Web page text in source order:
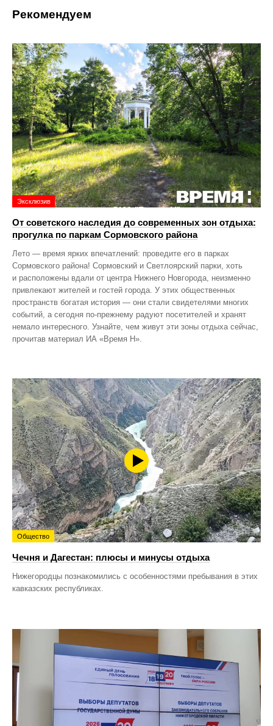
Рекомендуем
Эксклюзив
От советского наследия до современных зон отдыха:
прогулка по паркам Сормовского района
Лето — время ярких впечатлений: проведите его в парках
Сормовского района! Сормовский и Светлоярский парки, хоть
и расположены вдали от центра Нижнего Новгорода, неизменно
привлекают жителей и гостей города. У этих общественных
пространств богатая история — они стали свидетелями многих
событий, а сегодня по‑прежнему радуют посетителей и хранят
немало интересного. Узнайте, чем живут эти зоны отдыха сейчас,
прочитав материал ИА «Время Н».
Общество
Чечня и Дагестан: плюсы и минусы отдыха
Нижегородцы познакомились с особенностями пребывания в этих
кавказских республиках.